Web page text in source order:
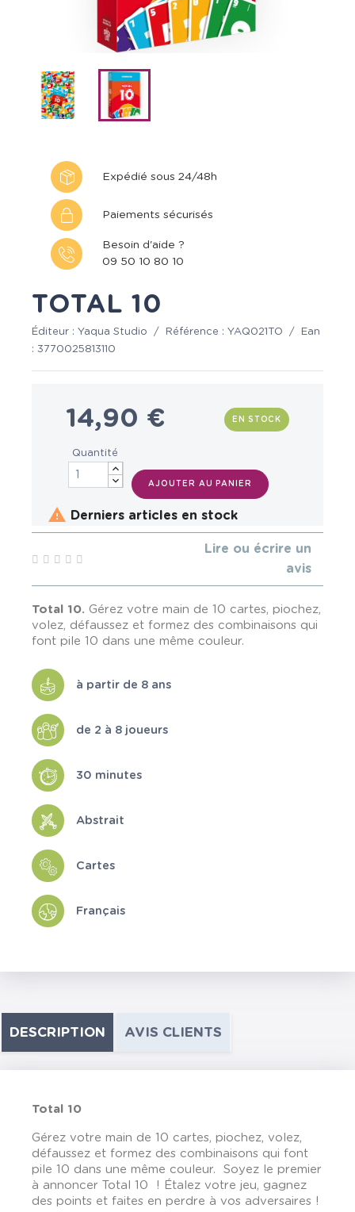
Expédié sous 24/48h
Paiements sécurisés
Besoin d'aide ?
09 50 10 80 10
TOTAL 10
Éditeur : Yaqua Studio / Référence : YAQ021TO /
Ean
: 3770025813110
14,90 € EN STOCK
Quantité
AJOUTER AU PANIER
 Derniers articles en stock
Lire ou écrire un
avis
Total 10. Gérez votre main de 10 cartes, piochez,
volez, défaussez et formez des combinaisons qui
font pile 10 dans une même couleur.
à partir de 8 ans
de 2 à 8 joueurs
30 minutes
Abstrait
Cartes
Français
DESCRIPTION AVIS CLIENTS
Total 10
Gérez votre main de 10 cartes, piochez, volez,
défaussez et formez des combinaisons qui font
pile 10 dans une même couleur. Soyez le premier
à annoncer Total 10 ! Étalez votre jeu, gagnez
des points et faites en perdre à vos adversaires !